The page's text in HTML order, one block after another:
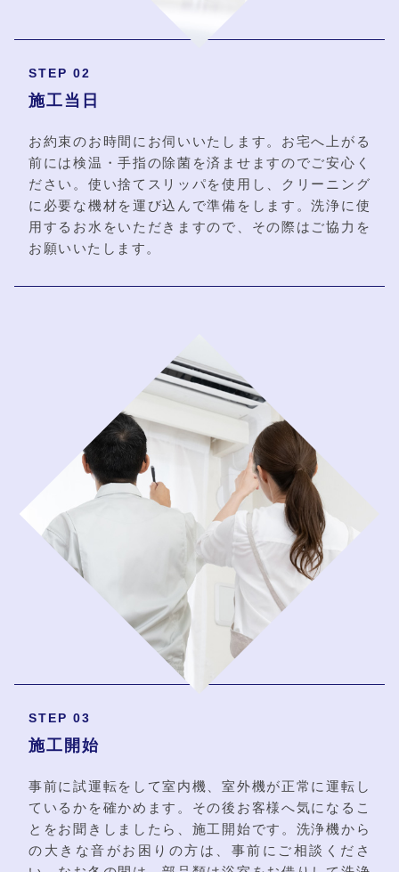
STEP 02
施工当日
お約束のお時間にお伺いいたします。お宅へ上がる
前には検温・手指の除菌を済ませますのでご安心く
ださい。使い捨てスリッパを使用し、クリーニング
に必要な機材を運び込んで準備をします。洗浄に使
用するお水をいただきますので、その際はご協力を
お願いいたします。
STEP 03
施工開始
事前に試運転をして室内機、室外機が正常に運転し
ているかを確かめます。その後お客様へ気になるこ
とをお聞きしましたら、施工開始です。洗浄機から
の大きな音がお困りの方は、事前にご相談くださ